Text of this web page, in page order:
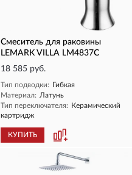
Смеситель для раковины
LEMARK VILLA LM4837C
18 585 руб.
Тип подводки: Гибкая
Материал: Латунь
Тип переключателя: Керамический
картридж
КУПИТЬ